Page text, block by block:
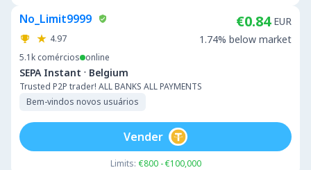
No_Limit9999
4.97
5.1k comércios online
SEPA Instant · Belgium
Trusted P2P trader! ALL BANKS ALL PAYMENTS
Bem-vindos novos usuários
€0.84 EUR
1.74% below market
Limits: €800 - €100,000
Vender